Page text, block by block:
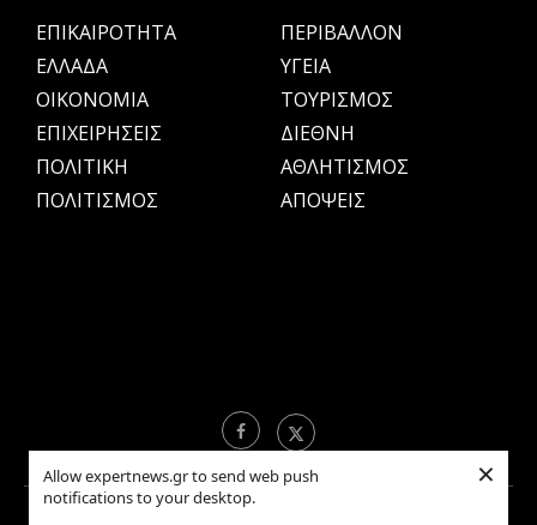
Allow expertnews.gr to send web push
notifications to your desktop.
×
ΕΠΙΚΑΙΡΟΤΗΤΑ
ΕΛΛΑΔΑ
OIKONOMIA
ΕΠΙΧΕΙΡΗΣΕΙΣ
ΠΟΛΙΤΙΚΗ
ΠΟΛΙΤΙΣΜΟΣ
ΠΕΡΙΒΑΛΛΟΝ
ΥΓΕΙΑ
ΤΟΥΡΙΣΜΟΣ
ΔΙΕΘΝΗ
ΑΘΛΗΤΙΣΜΟΣ
ΑΠΟΨΕΙΣ